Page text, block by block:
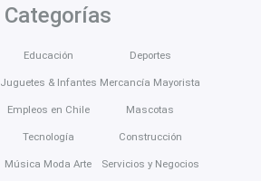
Categorías
Educación
Juguetes & Infantes
Empleos en Chile
Tecnología
Música Moda Arte
Deportes
Mercancía Mayorista
Mascotas
Construcción
Servicios y Negocios